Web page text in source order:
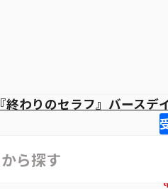
『終わりのセラフ』バース